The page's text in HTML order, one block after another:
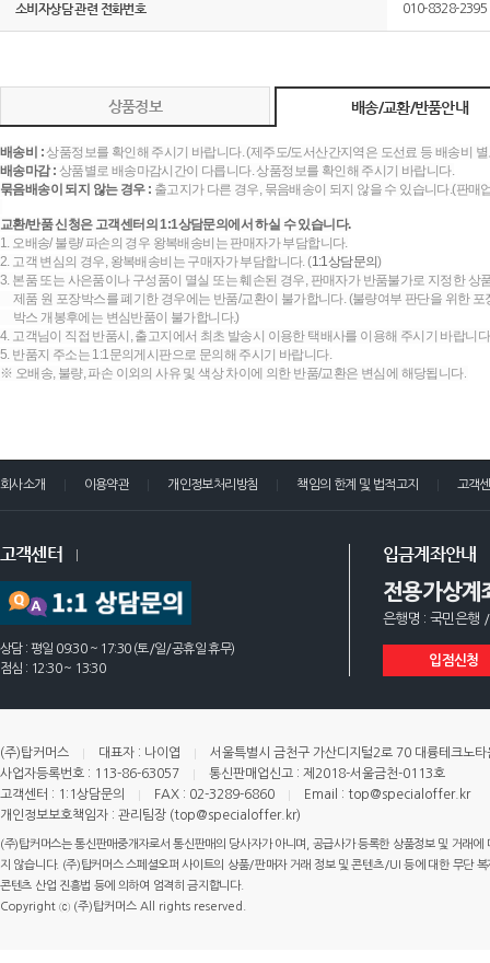
소비자상담 관련 전화번호 010-8328-2395
상품정보 배송/교환/반품안내
배송비 :상품정보를 확인해 주시기 바랍니다. (제주도/도서산간지역은 도선료 등 배송비
배송마감 : 상품별로 배송마감시간이 다릅니다. 상품정보를 확인해 주시기 바랍니다.
묶음배송이 되지 않는 경우 : 출고지가 다른 경우, 묶음배송이 되지 않을 수 있습니다.(판
교환/반품 신청은 고객센터의 1:1상담문의에서 하실 수 있습니다.
1. 오배송/ 불량/ 파손의 경우 왕복배송비는 판매자가 부담합니다.
2. 고객 변심의 경우, 왕복배송비는 구매자가 부담합니다. (1:1상담문의)
3. 본품 또는 사은품이나 구성품이 멸실 또는 훼손된 경우, 판매자가 반품불가로 지정한 상
제품 원 포장박스를 폐기한 경우에는 반품/교환이 불가합니다. (불량여부 판단을 위한
박스 개봉후에는 변심반품이 불가합니다.)
4. 고객님이 직접 반품시, 출고지에서 최초 발송시 이용한 택배사를 이용해 주시기 바랍니
5. 반품지 주소는 1:1문의게시판으로 문의해 주시기 바랍니다.
※ 오배송, 불량, 파손 이외의 사유 및 색상 차이에 의한 반품/교환은 변심에 해당됩니다.
회사소개 이용약관 개인정보처리방침 책임의 한계 및 법적고지 고객
고객센터
상담 : 평일 09:30 ~ 17:30 (토/일/공휴일 휴무)
점심 : 12:30 ~ 13:30
입금계좌안내
전용가상계
은행명 : 국민은행
입점신청
(주)탑커머스 대표자 : 나이엽
서울특별시 금천구 가산디지털2로 70 대륭테크노
사업자등록번호 : 113-86-63057
통신판매업신고 : 제2018-서울금천-0113호
고객센터 : 1:1상담문의
FAX : 02-3289-6860
Email : top@specialoffer.kr
개인정보보호책임자 : 관리팀장 (top@specialoffer.kr)
(주)탑커머스는 통신판매중개자로서 통신판매의 당사자가 아니며, 공급사가 등록한 상품정보 및 거래
지 않습니다. (주)탑커머스 스페셜오퍼 사이트의 상품/판매자 거래 정보 및 콘텐츠/UI 등에 대한 무단
콘텐츠 산업 진흥법 등에 의하여 엄격히 금지합니다.
Copyright ⓒ (주)탑커머스 All rights reserved.